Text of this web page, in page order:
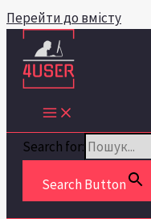
Перейти до вмісту
Search for:
Search Button